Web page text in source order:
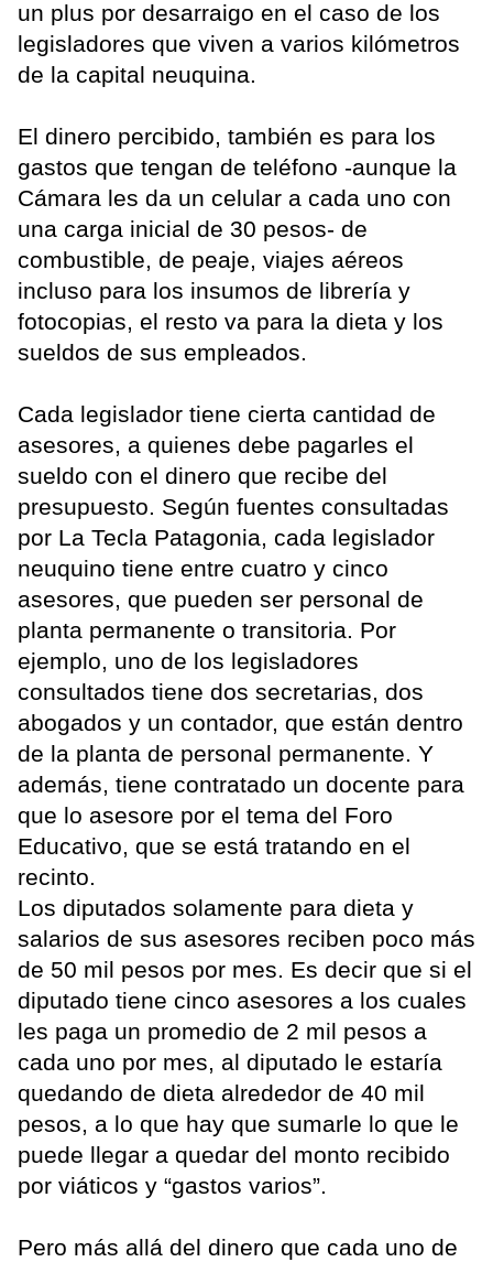
un plus por desarraigo en el caso de los
legisladores que viven a varios kilómetros
de la capital neuquina.
El dinero percibido, también es para los
gastos que tengan de teléfono -aunque la
Cámara les da un celular a cada uno con
una carga inicial de 30 pesos- de
combustible, de peaje, viajes aéreos
incluso para los insumos de librería y
fotocopias, el resto va para la dieta y los
sueldos de sus empleados.
Cada legislador tiene cierta cantidad de
asesores, a quienes debe pagarles el
sueldo con el dinero que recibe del
presupuesto. Según fuentes consultadas
por La Tecla Patagonia, cada legislador
neuquino tiene entre cuatro y cinco
asesores, que pueden ser personal de
planta permanente o transitoria. Por
ejemplo, uno de los legisladores
consultados tiene dos secretarias, dos
abogados y un contador, que están dentro
de la planta de personal permanente. Y
además, tiene contratado un docente para
que lo asesore por el tema del Foro
Educativo, que se está tratando en el
recinto.
Los diputados solamente para dieta y
salarios de sus asesores reciben poco más
de 50 mil pesos por mes. Es decir que si el
diputado tiene cinco asesores a los cuales
les paga un promedio de 2 mil pesos a
cada uno por mes, al diputado le estaría
quedando de dieta alrededor de 40 mil
pesos, a lo que hay que sumarle lo que le
puede llegar a quedar del monto recibido
por viáticos y “gastos varios”.
Pero más allá del dinero que cada uno de